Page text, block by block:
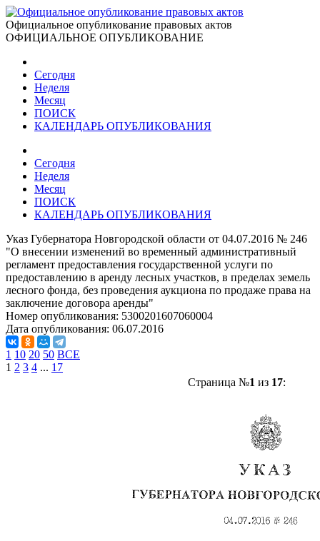
Официальное опубликование правовых актов
ОФИЦИАЛЬНОЕ ОПУБЛИКОВАНИЕ
Сегодня
Неделя
Месяц
ПОИСК
КАЛЕНДАРЬ ОПУБЛИКОВАНИЯ
Сегодня
Неделя
Месяц
ПОИСК
КАЛЕНДАРЬ ОПУБЛИКОВАНИЯ
Указ Губернатора Новгородской области от 04.07.2016 № 246
"О внесении изменений во временный административный
регламент предоставления государственной услуги по
предоставлению в аренду лесных участков, в пределах земель
лесного фонда, без проведения аукциона по продаже права на
заключение договора аренды"
Номер опубликования: 5300201607060004
Дата опубликования: 06.07.2016
1 10 20 50 ВСЕ
1 2 3 4 ... 17
Страница №1 из 17: